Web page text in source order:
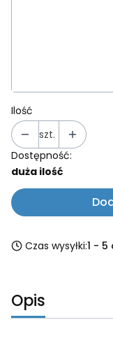
Ilość
szt.
Dostępność:
duża ilość
Czas wysyłki:1 - 5
Opis